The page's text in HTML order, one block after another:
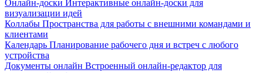
Онлайн-доски Интерактивные онлайн-доски для
визуализации идей
Коллабы Пространства для работы с внешними командами и
клиентами
Календарь Планирование рабочего дня и встреч с любого
устройства
Документы онлайн Встроенный онлайн-редактор для